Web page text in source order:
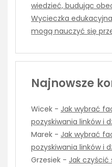
wiedzieć, budując
Wycieczka
mogą nauczyć się
Najnowsze
Wicek - Jak wybrać
pozyskiwania linków i
Marek - Jak wybrać
pozyskiwania linków i
Grzesiek - Jak czyścić